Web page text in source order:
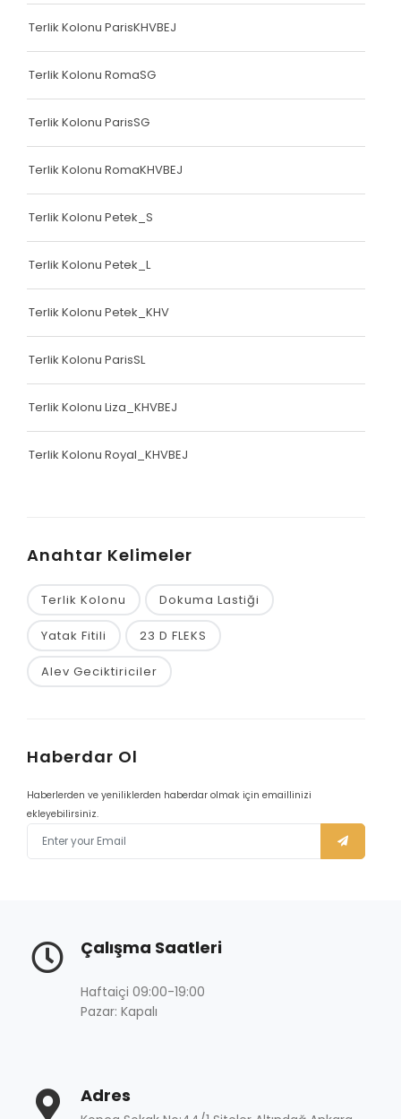
Terlik Kolonu ParisKHVBEJ
Terlik Kolonu RomaSG
Terlik Kolonu ParisSG
Terlik Kolonu RomaKHVBEJ
Terlik Kolonu Petek_S
Terlik Kolonu Petek_L
Terlik Kolonu Petek_KHV
Terlik Kolonu ParisSL
Terlik Kolonu Liza_KHVBEJ
Terlik Kolonu Royal_KHVBEJ
Anahtar Kelimeler
Terlik Kolonu Dokuma Lastiği
Yatak Fitili 23 D FLEKS
Alev Geciktiriciler
Haberdar Ol
Haberlerden ve yeniliklerden haberdar olmak için emaillinizi
ekleyebilirsiniz.
Çalışma Saatleri
Haftaiçi 09:00-19:00
Pazar: Kapalı
Adres